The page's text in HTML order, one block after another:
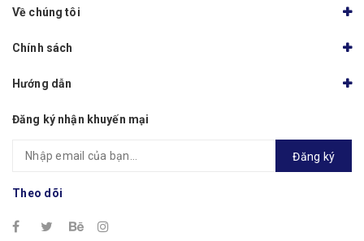
Về chúng tôi
Chính sách
Hướng dẫn
Đăng ký nhận khuyến mại
Đăng ký
Theo dõi